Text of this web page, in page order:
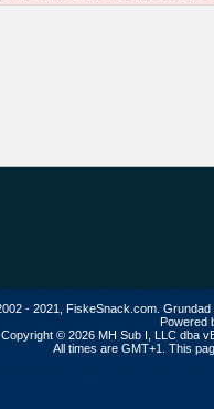
- 2021, FiskeSnack.com. Grundad
Powered
Copyright © 2026 MH Sub I, LLC dba
All times are GMT+1. This